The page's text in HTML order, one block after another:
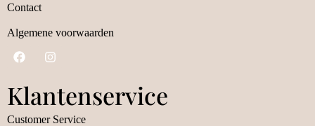
Contact
Algemene voorwaarden
Klantenservice
Customer Service